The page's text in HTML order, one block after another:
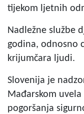
tijekom ljetnih
Nadležne službe
godina, odnosno
krijumčara ljudi.
Slovenija je
Mađarskom
pogoršanja